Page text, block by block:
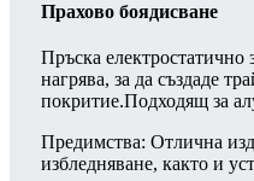
Прахово боядисване
Пръска електростатично
нагрява, за да създаде
покритие.Подходящ за
Предимства: Отлична
избледняване, както и